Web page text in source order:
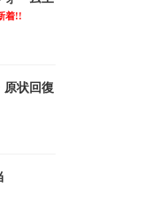
着!!
原状回復